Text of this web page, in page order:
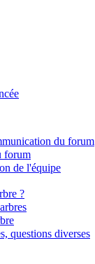
du forum
forum
de l'équipe
?
questions diverses